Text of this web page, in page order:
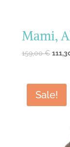
Mami,
159,00€
Sale!